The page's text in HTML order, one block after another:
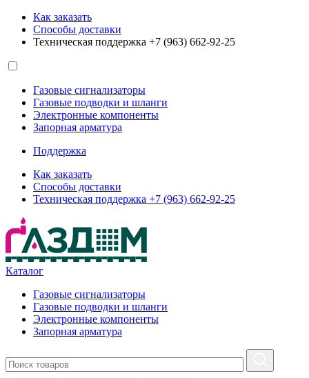
Как заказать
Способы доставки
Техническая поддержка +7 (963) 662-92-25
Газовые сигнализаторы
Газовые подводки и шланги
Электронные компоненты
Запорная арматура
Поддержка
Как заказать
Способы доставки
Техническая поддержка +7 (963) 662-92-25
Каталог
Газовые сигнализаторы
Газовые подводки и шланги
Электронные компоненты
Запорная арматура